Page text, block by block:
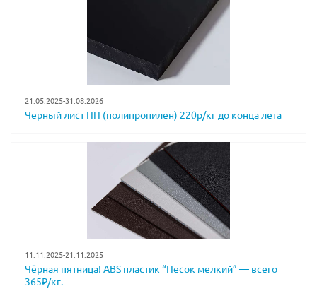
21.05.2025-31.08.2026
Черный лист ПП (полипропилен) 220р/кг до конца лета
11.11.2025-21.11.2025
Чёрная пятница! ABS пластик “Песок мелкий” — всего
365₽/кг.